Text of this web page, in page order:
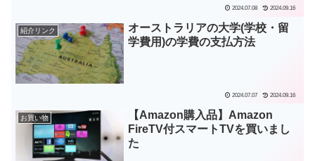
2024.07.08 2024.09.16
紹介リンク
オーストラリアの大学(学校・留
学費用)の学費の支払方法
2024.07.07 2024.09.16
お買い物
【Amazon購入品】Amazon
FireTV付スマートTVを買いまし
た